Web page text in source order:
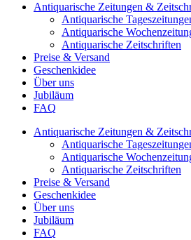
Antiquarische Zeitungen &
Antiquarische
Antiquarische
Antiquarische Zeitschriften
Preise & Versand
Geschenkidee
Über uns
Jubiläum
FAQ
Antiquarische Zeitungen &
Antiquarische
Antiquarische
Antiquarische Zeitschriften
Preise & Versand
Geschenkidee
Über uns
Jubiläum
FAQ